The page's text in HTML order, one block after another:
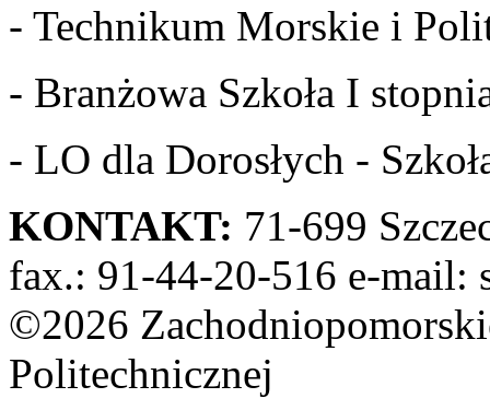
- Technikum Morskie i
- Branżowa Szkoła I
- LO dla Dorosłych -
KONTAKT: 71-699
fax.: 91-44-20-516 e-mail:
©2026
Politechnicznej